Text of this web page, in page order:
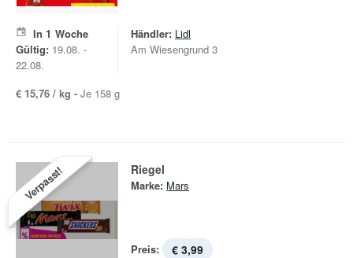
In 1 Woche
Gültig: 19.08. -
22.08.
Händler: Lidl
Am Wiesengrund 3
€ 15,76 / kg - Je 158 g
Verpasst! Riegel
Marke: Mars
Preis: € 3,99